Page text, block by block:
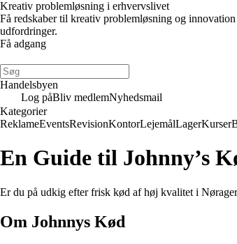
Kreativ problemløsning i erhvervslivet
Få redskaber til kreativ problemløsning og
udfordringer.
Få adgang
Handelsbyen
Log påBliv medlemNyhedsmail
Kategorier
ReklameEventsRevisionKontorLejemålLagerKurser
En Guide til Johnny’s
Er du på udkig efter frisk kød af høj kvalitet i
Om Johnnys Kød